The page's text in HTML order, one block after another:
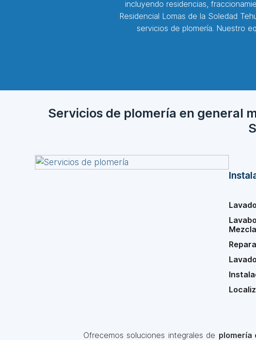
incluyendo residencias,
Residencial Lomas de la Soledad
servicios de plomería. Nuestro
Servicios de plomería en general
Ofrecemos soluciones integrales de plomería